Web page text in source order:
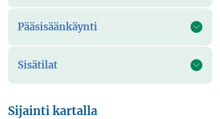
Pääsisäänkäynti
Sisätilat
Sijainti kartalla